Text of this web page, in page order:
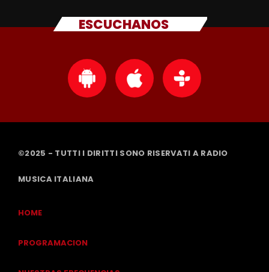
ESCUCHANOS
©2025 - TUTTI I DIRITTI SONO RISERVATI A RADIO
MUSICA ITALIANA
HOME
PROGRAMACION